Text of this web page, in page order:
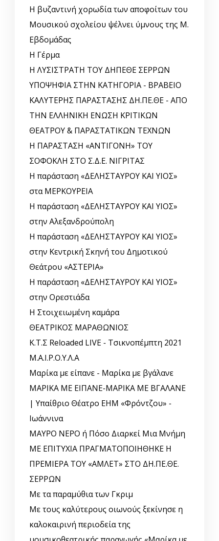
Η βυζαντινή χορωδία των αποφοίτων του
Μουσικού σχολείου ψέλνει ύμνους της Μ.
Εβδομάδας
Η Γέρμα
Η ΛΥΣΙΣΤΡΑΤΗ ΤΟΥ ΔΗΠΕΘΕ ΣΕΡΡΩΝ
ΥΠΟΨΗΦΙΑ ΣΤΗΝ ΚΑΤΗΓΟΡΙΑ - ΒΡΑΒΕΙΟ
ΚΑΛΥΤΕΡΗΣ ΠΑΡΑΣΤΑΣΗΣ ΔΗ.ΠΕ.ΘΕ - ΑΠΟ
ΤΗΝ ΕΛΛΗΝΙΚΗ ΕΝΩΣΗ ΚΡΙΤΙΚΩΝ
ΘΕΑΤΡΟΥ & ΠΑΡΑΣΤΑΤΙΚΩΝ ΤΕΧΝΩΝ
Η ΠΑΡΑΣΤΑΣΗ «ΑΝΤΙΓΟΝΗ» ΤΟΥ
ΣΟΦΟΚΛΗ ΣΤΟ Σ.Δ.Ε. ΝΙΓΡΙΤΑΣ
Η παράσταση «ΔΕΛΗΣΤΑΥΡΟΥ ΚΑΙ ΥΙΟΣ»
στα ΜΕΡΚΟΥΡΕΙΑ
Η παράσταση «ΔΕΛΗΣΤΑΥΡΟΥ ΚΑΙ ΥΙΟΣ»
στην Αλεξανδρούπολη
Η παράσταση «ΔΕΛΗΣΤΑΥΡΟΥ ΚΑΙ ΥΙΟΣ»
στην Κεντρική Σκηνή του Δημοτικού
Θεάτρου «ΑΣΤΕΡΙΑ»
Η παράσταση «ΔΕΛΗΣΤΑΥΡΟΥ ΚΑΙ ΥΙΟΣ»
στην Ορεστιάδα
Η Στοιχειωμένη καμάρα
ΘΕΑΤΡΙΚΟΣ ΜΑΡΑΘΩΝΙΟΣ
Κ.Τ.Σ Reloaded LIVE - Τσικνοπέμπτη 2021
Μ.Α.Ι.Ρ.Ο.Υ.Λ.Α
Μαρίκα με είπανε - Μαρίκα με βγάλανε
ΜΑΡΙΚΑ ΜΕ ΕΙΠΑΝΕ-ΜΑΡΙΚΑ ΜΕ ΒΓΑΛΑΝΕ
| Υπαίθριο Θέατρο ΕΗΜ «Φρόντζου» -
Ιωάννινα
ΜΑΥΡΟ ΝΕΡΟ ή Πόσο Διαρκεί Μια Μνήμη
ΜΕ ΕΠΙΤΥΧΙΑ ΠΡΑΓΜΑΤΟΠΟΙΗΘΗΚΕ Η
ΠΡΕΜΙΕΡΑ ΤΟΥ «ΑΜΛΕΤ» ΣΤΟ ΔΗ.ΠΕ.ΘΕ.
ΣΕΡΡΩΝ
Με τα παραμύθια των Γκριμ
Με τους καλύτερους οιωνούς ξεκίνησε η
καλοκαιρινή περιοδεία της